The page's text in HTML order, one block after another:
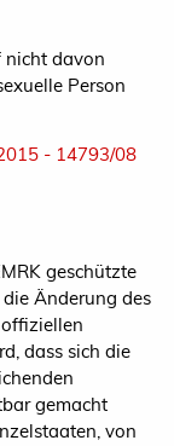
nicht davon
Person
- 14793/08
geschützte
Änderung des
dass sich die
gemacht
von